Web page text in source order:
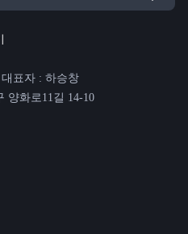
대표자 : 하승창
양화로11길 14-10